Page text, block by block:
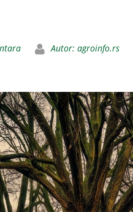
Autor: agroinfo.rs